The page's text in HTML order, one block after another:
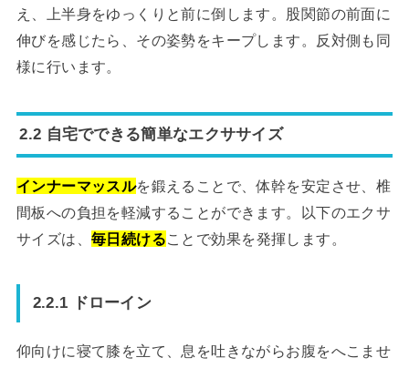
え、上半身をゆっくりと前に倒します。股関節の前面に
伸びを感じたら、その姿勢をキープします。反対側も同
様に行います。
2.2 自宅でできる簡単なエクササイズ
インナーマッスルを鍛えることで、体幹を安定させ、椎
間板への負担を軽減することができます。以下のエクサ
サイズは、 毎日続けることで効果を発揮します。
2.2.1 ドローイン
仰向けに寝て膝を立て、息を吐きながらお腹をへこませ